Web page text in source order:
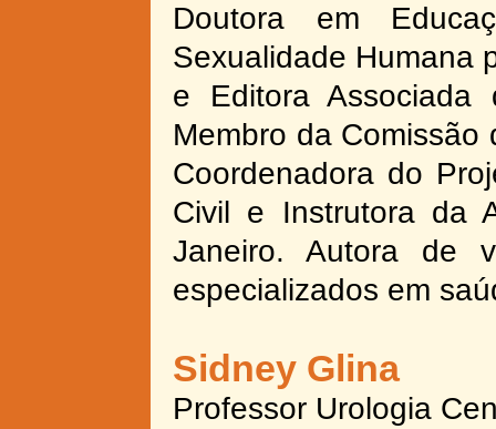
Doutora em
Sexualidade Humana
e Editora Associada
Membro da
Coordenadora do
Civil e Instrutora da
Janeiro. Autora de
especializados em
Sidney Glina
Professor Urologia